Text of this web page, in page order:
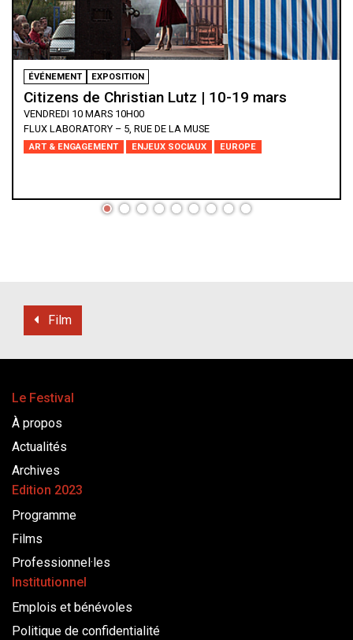
ÉVÉNEMENT EXPOSITION
Citizens de Christian Lutz | 10-19 mars
VENDREDI 10 MARS 10H00
FLUX LABORATORY – 5, RUE DE LA MUSE
ART & ENGAGEMENT ENJEUX SOCIAUX EUROPE
Film
Le Festival
À propos
Actualités
Archives
Edition 2023
Programme
Films
Professionnel·les
Institutionnel
Emplois et bénévoles
Politique de confidentialité